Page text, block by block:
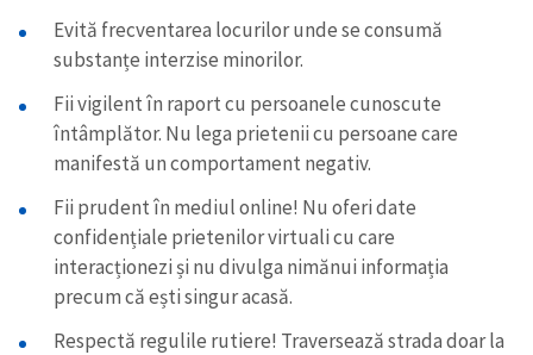
Evită frecventarea locurilor unde se consumă
substanțe interzise minorilor.
Fii vigilent în raport cu persoanele cunoscute
întâmplător. Nu lega prietenii cu persoane care
manifestă un comportament negativ.
Fii prudent în mediul online! Nu oferi date
confidențiale prietenilor virtuali cu care
interacționezi și nu divulga nimănui informația
precum că ești singur acasă.
Respectă regulile rutiere! Traversează strada doar la